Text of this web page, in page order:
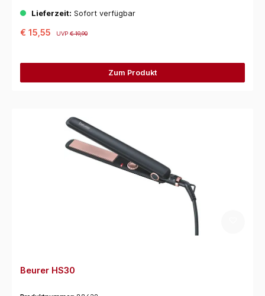
Lieferzeit: Sofort verfügbar
€ 15,55 UVP€ 19,90
Zum Produkt
Beurer HS30